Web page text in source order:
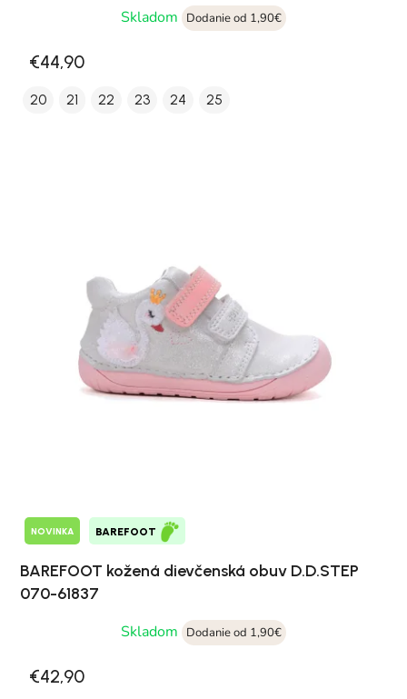
Skladom
Dodanie od 1,90€
€44,90
20 21 22 23 24 25
NOVINKA BAREFOOT
BAREFOOT kožená dievčenská obuv D.D.STEP
070-61837
Skladom
Dodanie od 1,90€
€42,90